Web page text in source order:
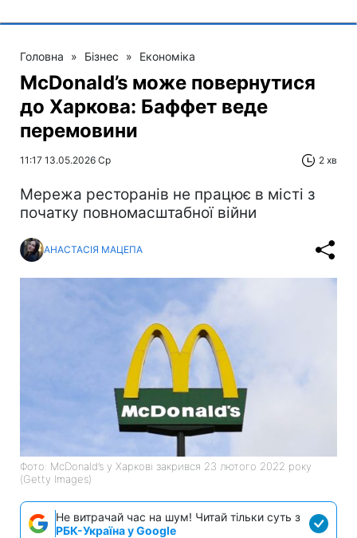
Головна » Бізнес » Економіка
McDonald’s може повернутися
до Харкова: Баффет веде
перемовини
11:17 13.05.2026 Ср 2 хв
Мережа ресторанів не працює в місті з
початку повномасштабної війни
АНАСТАСІЯ МАЦЕПА
Фото: McDonald’s у Харкові закрився 23 лютого 2022 року
(Getty Images)
Не витрачай час на шум! Читай тільки суть з
РБК-Україна у Google